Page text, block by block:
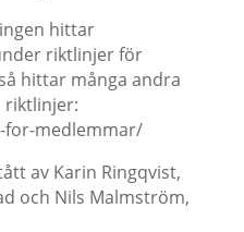
hittar
riktlinjer för
hittar många andra
riktlinjer:
medlemmar/
av Karin Ringqvist,
och Nils Malmström,